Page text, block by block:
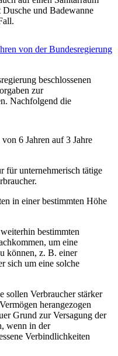
und Badewanne
von der Bundesregierung
beschlossenen
zur
Nachfolgend die
6 Jahren auf 3 Jahre
für unternehmerisch tätige
in einer bestimmten Höhe
bestimmten
um eine
können, z. B. einer
sich um eine solche
sollen Verbraucher stärker
herangezogen
Grund zur Versagung der
wenn in der
Verbindlichkeiten